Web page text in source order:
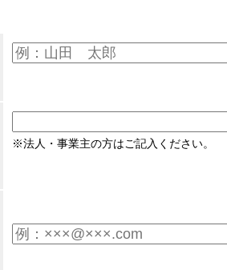
※法人・事業主の方はご記入ください。